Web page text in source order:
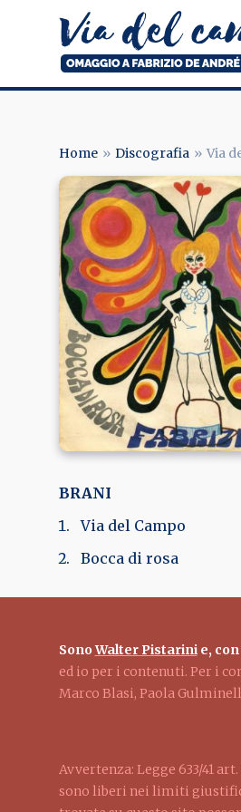
contenuto
principale
Via
campo
BRICIOLE
DI
PANE
Home Discografia Via
Image
BRANI
Via del Campo
Bocca di rosa
SonoWalter Pistarinie,
ed io per i contenuti. Per i
Marco Blasi, Paola
Avvertenza: Legge 633/41
sono liberi nei limiti